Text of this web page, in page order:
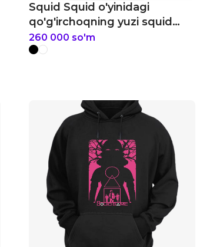
Squid Squid o'yinidagi
qo'g'irchoqning yuzi squid
o'yini hudi
260 000 so'm